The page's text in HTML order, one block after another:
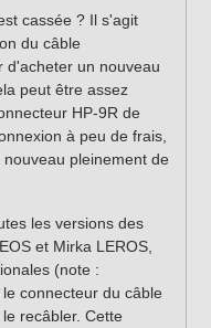
cassée ? Il s'agit
du câble
d'acheter un nouveau
peut être assez
HP-9R de
à peu de frais,
pleinement de
les versions des
et Mirka LEROS,
(note :
connecteur du câble
recâbler. Cette